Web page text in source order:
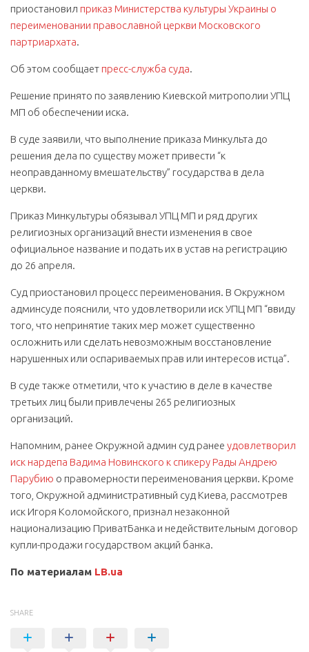
приостановил приказ Министерства культуры Украины о
переименовании православной церкви Московского
партриархата.
Об этом сообщает пресс-служба суда.
Решение принято по заявлению Киевской митрополии УПЦ
МП об обеспечении иска.
В суде заявили, что выполнение приказа Минкульта до
решения дела по существу может привести “к
неоправданному вмешательству” государства в дела
церкви.
Приказ Минкультуры обязывал УПЦ МП и ряд других
религиозных организаций внести изменения в свое
официальное название и подать их в устав на регистрацию
до 26 апреля.
Суд приостановил процесс переименования. В Окружном
админсуде пояснили, что удовлетворили иск УПЦ МП “ввиду
того, что непринятие таких мер может существенно
осложнить или сделать невозможным восстановление
нарушенных или оспариваемых прав или интересов истца”.
В суде также отметили, что к участию в деле в качестве
третьих лиц были привлечены 265 религиозных
организаций.
Напомним, ранее Окружной админ суд ранее удовлетворил
иск нардепа Вадима Новинского к спикеру Рады Андрею
Парубию о правомерности переименования церкви. Кроме
того, Окружной административный суд Киева, рассмотрев
иск Игоря Коломойского, признал незаконной
национализацию ПриватБанка и недействительным договор
купли-продажи государством акций банка.
По материалам LB.ua
SHARE